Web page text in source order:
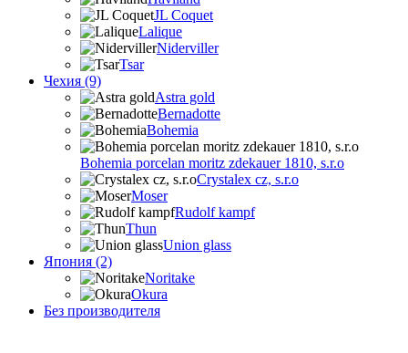
JL Coquet
Lalique
Niderviller
Tsar
Чехия (9)
Astra gold
Bernadotte
Bohemia
Bohemia porcelan moritz zdekauer 1810, s.r.o
Crystalex cz, s.r.o
Moser
Rudolf kampf
Thun
Union glass
Япония (2)
Noritake
Okura
Без производителя